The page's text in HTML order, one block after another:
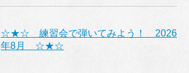
☆★☆ 練習会で弾いてみよう！ 2026
年8月 ☆★☆